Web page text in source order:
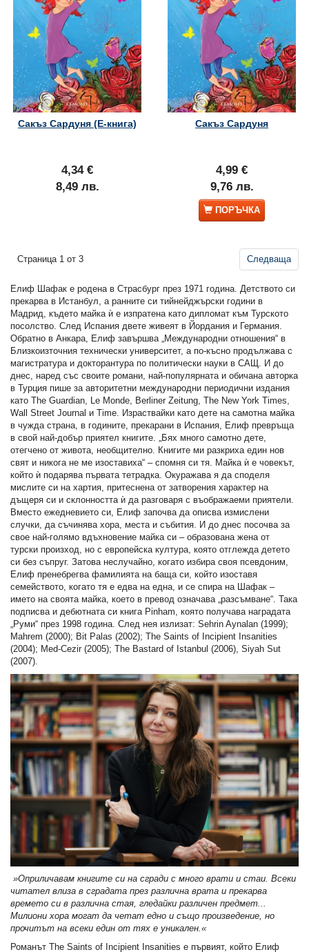
Сакъз Сардуня (Е-книга)
4,34 €
8,49 лв.
Сакъз Сардуня
4,99 €
9,76 лв.
ПОРЪЧКА
Страница 1 от 3 Следваща
Елиф Шафак е родена в Страсбург през 1971 година. Детството си
прекарва в Истанбул, а ранните си тийнейджърски години в
Мадрид, където майка ѝ е изпратена като дипломат към Турското
посолство. След Испания двете живеят в Йордания и Германия.
Обратно в Анкара, Елиф завършва „Международни отношения“ в
Близкоизточния технически университет, а по-късно продължава с
магистратура и докторантура по политически науки в САЩ. И до
днес, наред със своите романи, най-популярната и обичана авторка
в Турция пише за авторитетни международни периодични издания
като The Guardian, Le Monde, Berliner Zeitung, The New York Times,
Wall Street Journal и Time. Израствайки като дете на самотна майка
в чужда страна, в годините, прекарани в Испания, Елиф превръща
в свой най-добър приятел книгите. „Бях много самотно дете,
отегчено от живота, необщително. Книгите ми разкриха един нов
свят и никога не ме изоставиха“ – спомня си тя. Майка ѝ е човекът,
който ѝ подарява първата тетрадка. Окуражава я да споделя
мислите си на хартия, притеснена от затворения характер на
дъщеря си и склонността ѝ да разговаря с въображаеми приятели.
Вместо ежедневието си, Елиф започва да описва измислени
случки, да съчинява хора, места и събития. И до днес посочва за
свое най-голямо вдъхновение майка си – образована жена от
турски произход, но с европейска култура, която отглежда детето
си без съпруг. Затова неслучайно, когато избира своя псевдоним,
Елиф пренебрегва фамилията на баща си, който изоставя
семейството, когато тя е едва на една, и се спира на Шафак –
името на своята майка, което в превод означава „разсъмване“. Така
подписва и дебютната си книга Pinham, която получава наградата
„Руми“ през 1998 година. След нея излизат: Sehrin Aynalan (1999);
Mahrem (2000); Bit Palas (2002); The Saints of Incipient Insanities
(2004); Med-Cezir (2005); The Bastard of Istanbul (2006), Siyah Sut
(2007).
»Оприличавам книгите си на сгради с много врати и стаи. Всеки
читател влиза в сградата през различна врата и прекарва
времето си в различна стая, гледайки различен предмет...
Милиони хора могат да четат едно и също произведение, но
прочитът на всеки един от тях е уникален.«
Романът The Saints of Incipient Insanities е първият, който Елиф